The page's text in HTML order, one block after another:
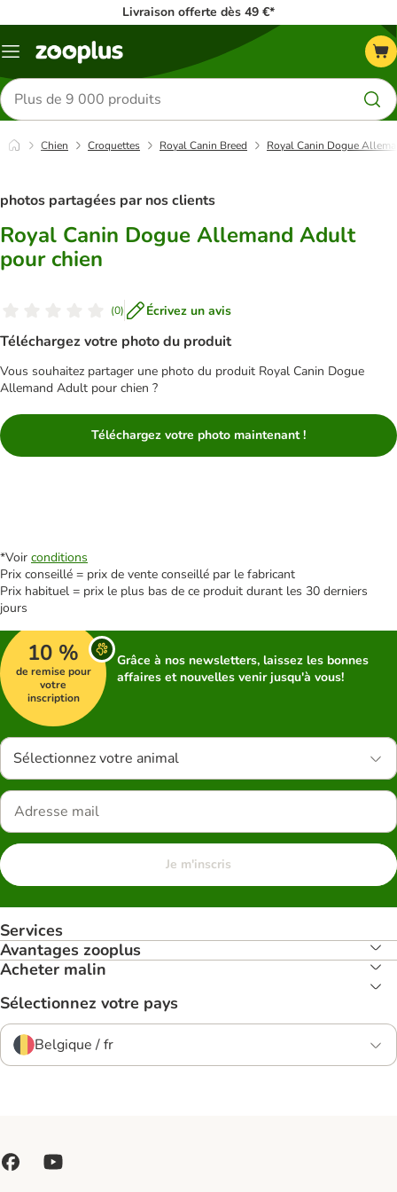
Livraison offerte dès 49 €*
Menu
Rechercher
des
produits
Chien Croquettes Royal Canin Breed Royal Canin Dogue
photos partagées par nos clients
Royal Canin Dogue Allemand Adult
pour chien
(0) Écrivez un avis
Téléchargez votre photo du produit
Vous souhaitez partager une photo du produit Royal Canin Dogue
Allemand Adult pour chien ?
Téléchargez votre photo maintenant !
*Voir conditions
Prix conseillé = prix de vente conseillé par le fabricant
Prix habituel = prix le plus bas de ce produit durant les 30 derniers
jours
10 %
de remise pour
votre
inscription
Grâce à nos newsletters, laissez les bonnes
affaires et nouvelles venir jusqu'à vous!
Sélectionnez votre animal
Je m'inscris
Services
Avantages zooplus
Acheter malin
Sélectionnez votre pays
Belgique / fr